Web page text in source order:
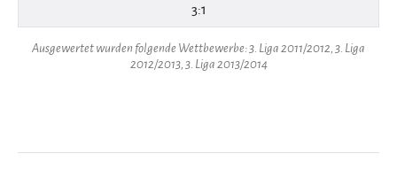
3:1
Ausgewertet wurden folgende Wettbewerbe: 3. Liga 2011/2012, 3. Liga
2012/2013, 3. Liga 2013/2014